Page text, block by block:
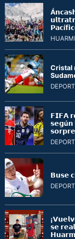
Cristal
𝗙𝗜𝗙𝗔
𝘀𝗲𝗴ú𝗻
𝗕𝘂𝘀𝗲
𝘀𝗲